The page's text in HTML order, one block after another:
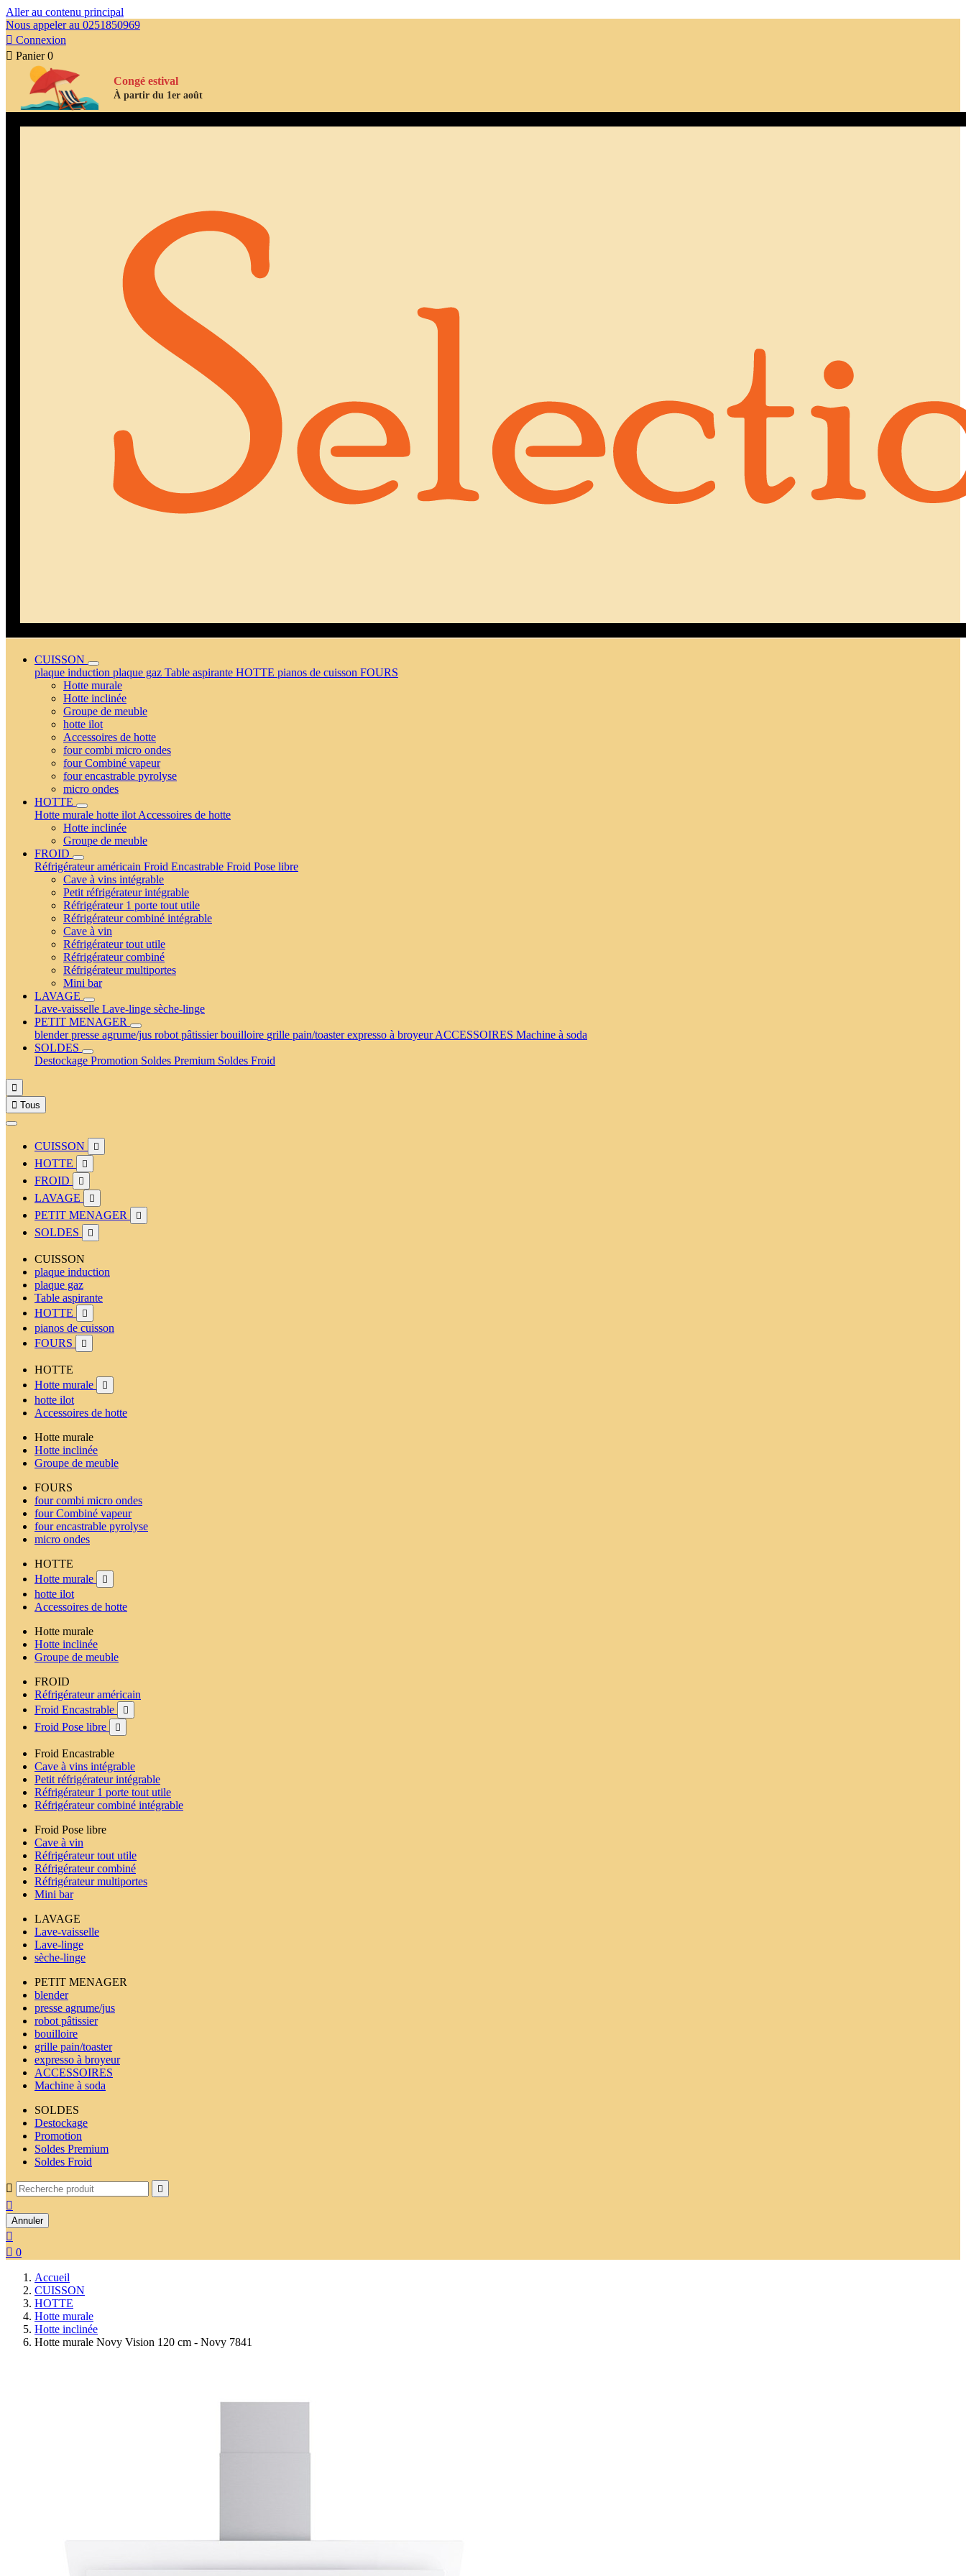
Aller au contenu principal
Nous appeler au 0251850969
 Connexion
 Panier 0
Congé estival
À partir du 1er août
CUISSON
plaque induction plaque gaz Table aspirante HOTTE pianos de cuisson FOURS
Hotte murale
Hotte inclinée
Groupe de meuble
hotte ilot
Accessoires de hotte
four combi micro ondes
four Combiné vapeur
four encastrable pyrolyse
micro ondes
HOTTE
Hotte murale hotte ilot Accessoires de hotte
Hotte inclinée
Groupe de meuble
FROID
Réfrigérateur américain Froid Encastrable Froid Pose libre
Cave à vins intégrable
Petit réfrigérateur intégrable
Réfrigérateur 1 porte tout utile
Réfrigérateur combiné intégrable
Cave à vin
Réfrigérateur tout utile
Réfrigérateur combiné
Réfrigérateur multiportes
Mini bar
LAVAGE
Lave-vaisselle Lave-linge sèche-linge
PETIT MENAGER
blenderpresse agrume/jus robot pâtissierbouilloire grille pain/toasterexpresso à broyeurACCESSOIRES Machine à soda
SOLDES
Destockage Promotion Soldes Premium Soldes Froid

 Tous
CUISSON 
HOTTE 
FROID 
LAVAGE 
PETIT MENAGER 
SOLDES 
CUISSON
plaque induction
plaque gaz
Table aspirante
HOTTE

pianos de cuisson
FOURS

HOTTE
Hotte murale

hotte ilot
Accessoires de hotte
Hotte murale
Hotte inclinée
Groupe de meuble
FOURS
four combi micro ondes
four Combiné vapeur
four encastrable pyrolyse
micro ondes
HOTTE
Hotte murale

hotte ilot
Accessoires de hotte
Hotte murale
Hotte inclinée
Groupe de meuble
FROID
Réfrigérateur américain
Froid Encastrable

Froid Pose libre 
Froid Encastrable
Cave à vins intégrable
Petit réfrigérateur intégrable
Réfrigérateur 1 porte tout utile
Réfrigérateur combiné intégrable
Froid Pose libre
Cave à vin
Réfrigérateur tout utile
Réfrigérateur combiné
Réfrigérateur multiportes
Mini bar
LAVAGE
Lave-vaisselle
Lave-linge
sèche-linge
PETIT MENAGER
blender
presse agrume/jus
robot pâtissier
bouilloire
grille pain/toaster
expresso à broyeur
ACCESSOIRES
Machine à soda
SOLDES
Destockage
Promotion
Soldes Premium
Soldes Froid
 

Annuler

 0
Accueil
CUISSON
HOTTE
Hotte murale
Hotte inclinée
Hotte murale Novy Vision 120 cm - Novy 7841